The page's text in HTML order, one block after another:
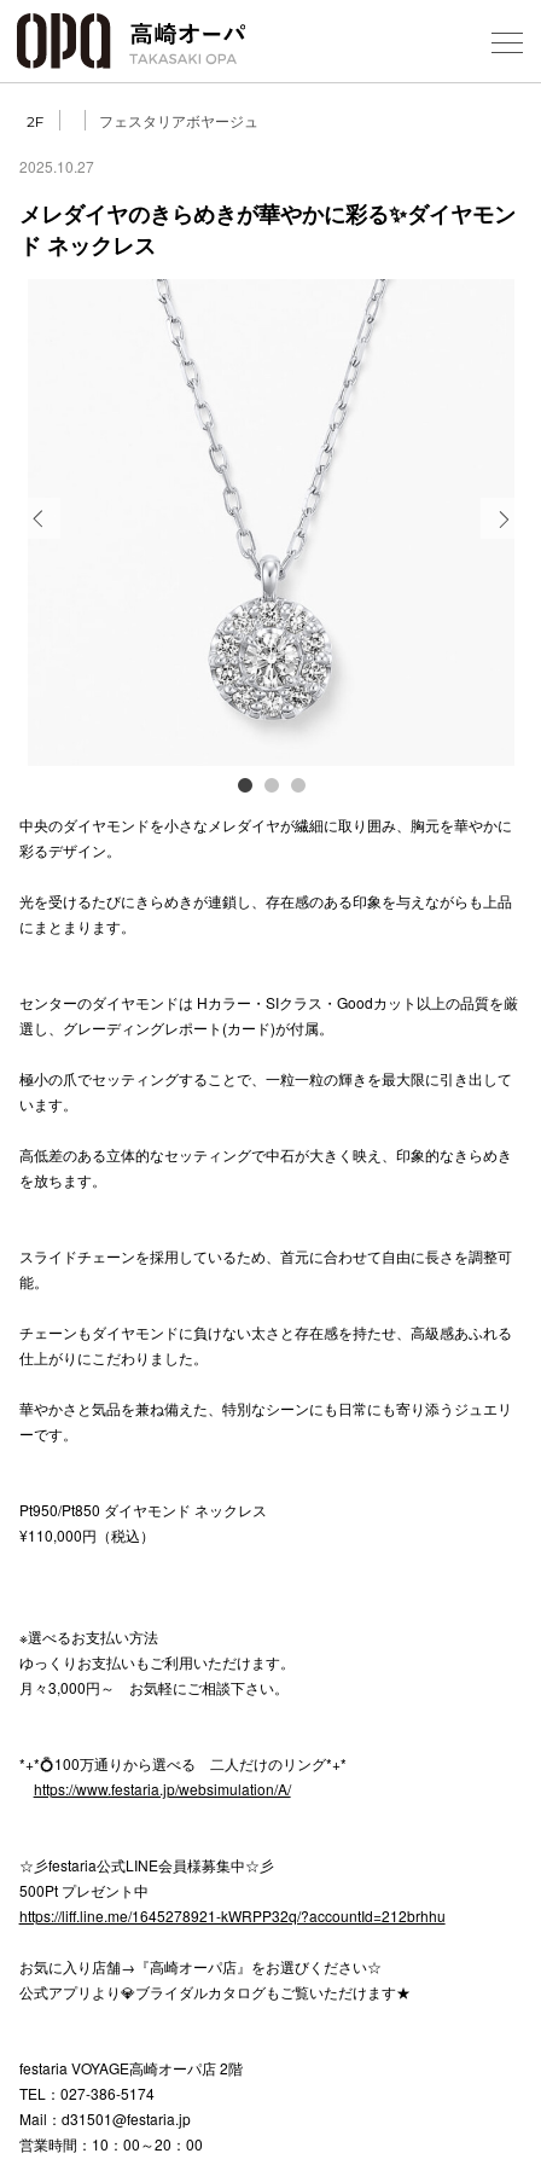
2F フェスタリアボヤージュ
2025.10.27
メレダイヤのきらめきが華やかに彩る✨ダイヤモン
ド ネックレス
中央のダイヤモンドを小さなメレダイヤが繊細に取り囲み、胸元を華やかに
彩るデザイン。
光を受けるたびにきらめきが連鎖し、存在感のある印象を与えながらも上品
にまとまります。
センターのダイヤモンドは Hカラー・SIクラス・Goodカット以上の品質を厳
選し、グレーディングレポート(カード)が付属。
極小の爪でセッティングすることで、一粒一粒の輝きを最大限に引き出して
います。
高低差のある立体的なセッティングで中石が大きく映え、印象的なきらめき
を放ちます。
スライドチェーンを採用しているため、首元に合わせて自由に長さを調整可
能。
チェーンもダイヤモンドに負けない太さと存在感を持たせ、高級感あふれる
仕上がりにこだわりました。
華やかさと気品を兼ね備えた、特別なシーンにも日常にも寄り添うジュエリ
ーです。
Pt950/Pt850 ダイヤモンド ネックレス
¥110,000円（税込）
※選べるお支払い方法
ゆっくりお支払いもご利用いただけます。
月々3,000円～ お気軽にご相談下さい。
*+*💍100万通りから選べる 二人だけのリング*+*
https://www.festaria.jp/websimulation/A/
☆彡festaria公式LINE会員様募集中☆彡
500Pt プレゼント中
https://liff.line.me/1645278921-kWRPP32q/?accountId=212brhhu
お気に入り店舗→『高崎オーパ店』をお選びください☆
公式アプリより💎ブライダルカタログもご覧いただけます★
festaria VOYAGE高崎オーパ店 2階
TEL：027-386-5174
Mail：d31501@festaria.jp
営業時間：10：00～20：00
フロア
スタッ
利用規約
秋田
新百合丘
キャナルシ